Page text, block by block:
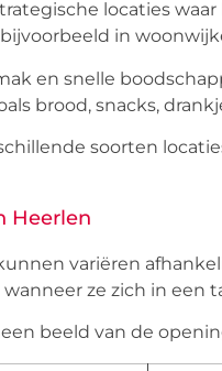
locaties
in
en snelle
brood, snacks,
soorten
Heerlen
variëren
ze zich in
beeld van de